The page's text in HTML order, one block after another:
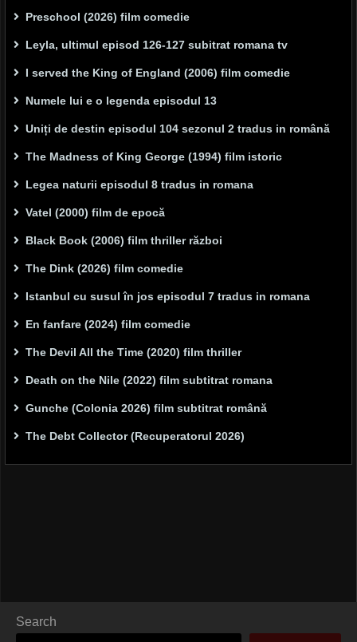
Preschool (2026) film comedie
Leyla, ultimul episod 126-127 subitrat romana tv
I served the King of England (2006) film comedie
Numele lui e o legenda episodul 13
Uniți de destin episodul 104 sezonul 2 tradus in română
The Madness of King George (1994) film istoric
Legea naturii episodul 8 tradus in romana
Vatel (2000) film de epocă
Black Book (2006) film thriller război
The Dink (2026) film comedie
Istanbul cu susul în jos episodul 7 tradus in romana
En fanfare (2024) film comedie
The Devil All the Time (2020) film thriller
Death on the Nile (2022) film subtitrat romana
Gunche (Colonia 2026) film subtitrat română
The Debt Collector (Recuperatorul 2026)
Search